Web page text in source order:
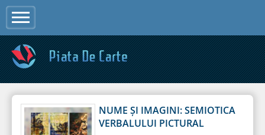
NUME ȘI IMAGINI: SEMIOTICA
VERBALULUI PICTURAL